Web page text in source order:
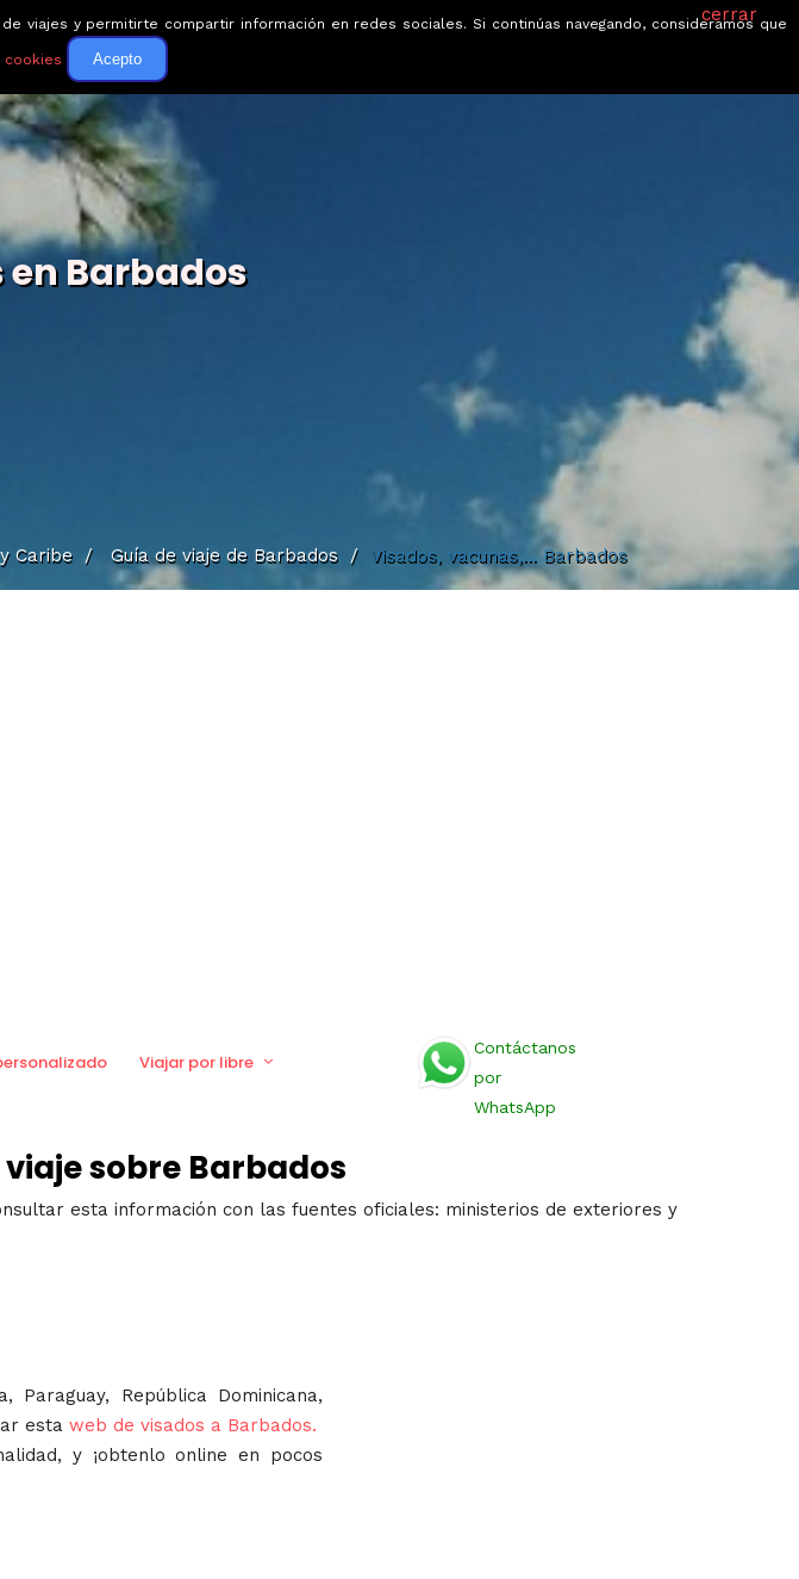
Circuitos
Barbados
Caribe / Guía de viaje de Barbados / Visados, vacunas,... Barbados
Viajar por libre
Contáctanos
por
WhatsApp
sobre Barbados
esta información con las fuentes oficiales: ministerios de exteriores y
República Dominicana,
esta web de visados a Barbados.
y ¡obtenlo online en pocos
cerrar
viajes y permitirte compartir información en redes sociales. Si continúas navegando, consideramos que
cookies Acepto